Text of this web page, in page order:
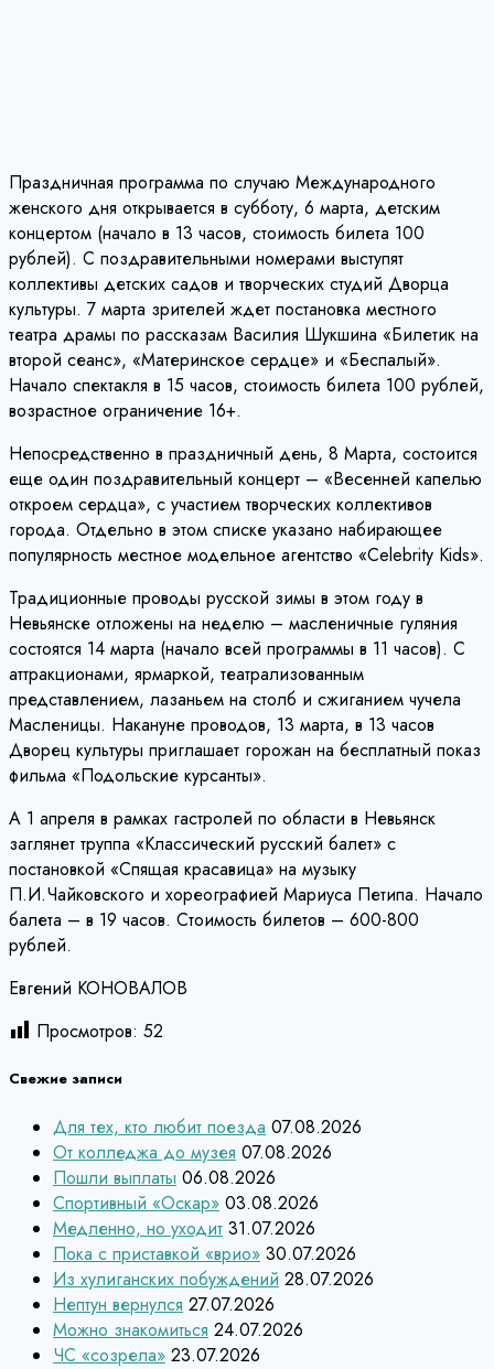
Праздничная программа по случаю Международного
женского дня открывается в субботу, 6 марта, детским
концертом (начало в 13 часов, стоимость билета 100
рублей). С поздравительными номерами выступят
коллективы детских садов и творческих студий Дворца
культуры. 7 марта зрителей ждет постановка местного
театра драмы по рассказам Василия Шукшина «Билетик на
второй сеанс», «Материнское сердце» и «Беспалый».
Начало спектакля в 15 часов, стоимость билета 100 рублей,
возрастное ограничение 16+.
Непосредственно в праздничный день, 8 Марта, состоится
еще один поздравительный концерт – «Весенней капелью
откроем сердца», с участием творческих коллективов
города. Отдельно в этом списке указано набирающее
популярность местное модельное агентство «Celebrity Kids».
Традиционные проводы русской зимы в этом году в
Невьянске отложены на неделю – масленичные гуляния
состоятся 14 марта (начало всей программы в 11 часов). С
аттракционами, ярмаркой, театрализованным
представлением, лазаньем на столб и сжиганием чучела
Масленицы. Накануне проводов, 13 марта, в 13 часов
Дворец культуры приглашает горожан на бесплатный показ
фильма «Подольские курсанты».
А 1 апреля в рамках гастролей по области в Невьянск
заглянет труппа «Классический русский балет» с
постановкой «Спящая красавица» на музыку
П.И.Чайковского и хореографией Мариуса Петипа. Начало
балета – в 19 часов. Стоимость билетов – 600-800
рублей.
Евгений КОНОВАЛОВ
Просмотров: 52
Свежие записи
Для тех, кто любит поезда 07.08.2026
От колледжа до музея 07.08.2026
Пошли выплаты 06.08.2026
Спортивный «Оскар» 03.08.2026
Медленно, но уходит 31.07.2026
Пока с приставкой «врио» 30.07.2026
Из хулиганских побуждений 28.07.2026
Нептун вернулся 27.07.2026
Можно знакомиться 24.07.2026
ЧС «созрела» 23.07.2026